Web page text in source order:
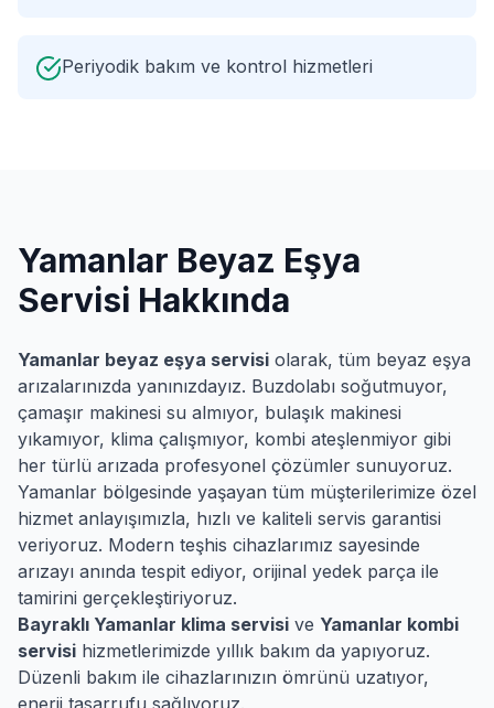
Periyodik bakım ve kontrol hizmetleri
Yamanlar Beyaz Eşya
Servisi Hakkında
Yamanlar beyaz eşya servisi olarak, tüm beyaz eşya
arızalarınızda yanınızdayız. Buzdolabı soğutmuyor,
çamaşır makinesi su almıyor, bulaşık makinesi
yıkamıyor, klima çalışmıyor, kombi ateşlenmiyor gibi
her türlü arızada profesyonel çözümler sunuyoruz.
Yamanlar bölgesinde yaşayan tüm müşterilerimize özel
hizmet anlayışımızla, hızlı ve kaliteli servis garantisi
veriyoruz. Modern teşhis cihazlarımız sayesinde
arızayı anında tespit ediyor, orijinal yedek parça ile
tamirini gerçekleştiriyoruz.
Bayraklı Yamanlar klima servisi ve Yamanlar kombi
servisi hizmetlerimizde yıllık bakım da yapıyoruz.
Düzenli bakım ile cihazlarınızın ömrünü uzatıyor,
enerji tasarrufu sağlıyoruz.